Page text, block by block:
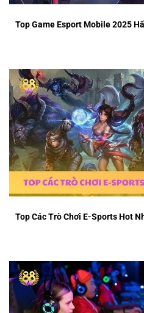
Top Game Esport Mobile 2025
Top Các Trò Chơi E-Sports Hot